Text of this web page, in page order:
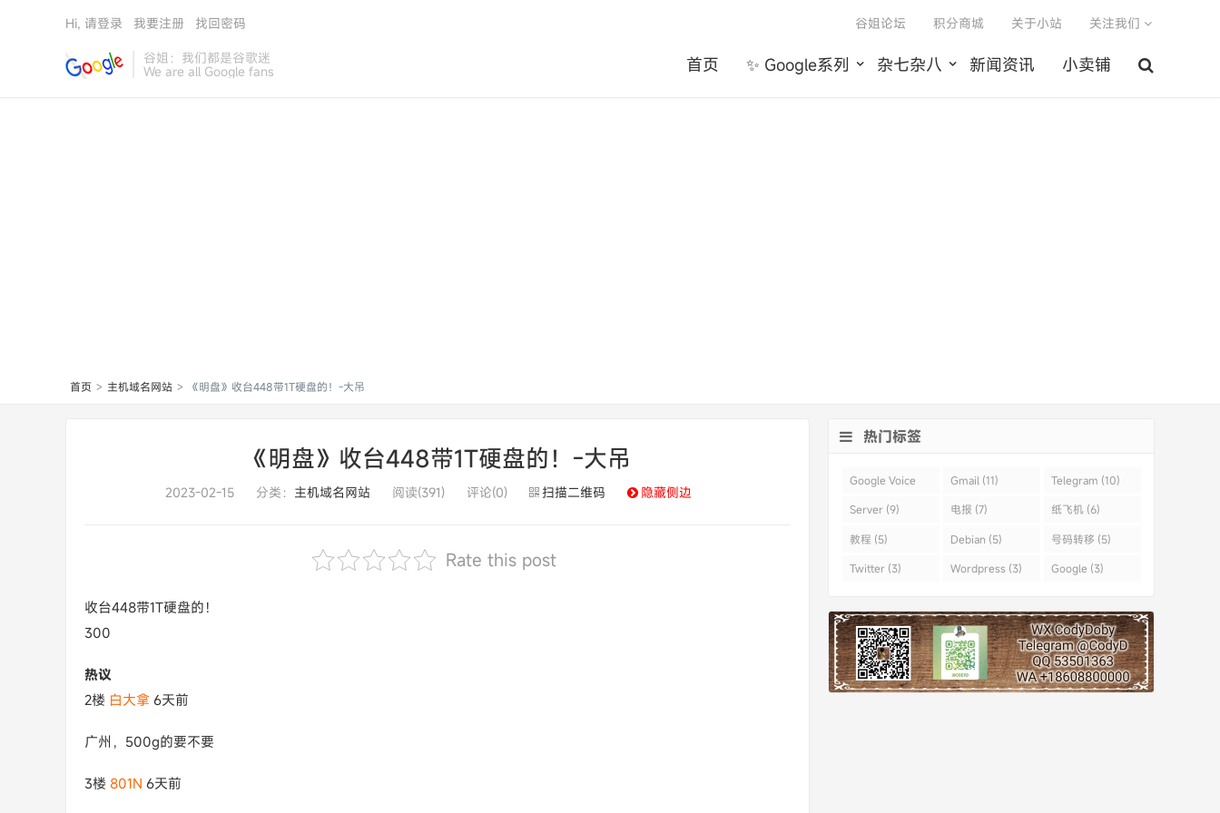
谷姐：我们都是谷歌迷
We are all Google fans 首页 ✨ Google系列 杂七杂八 新闻资讯 小卖铺
谷姐论坛 积分商城 关于小站 关注我们
Hi, 请登录 我要注册 找回密码
首页 > 主机域名网站 > 《明盘》收台448带1T硬盘的！-大吊
《明盘》收台448带1T硬盘的！-大吊
2023-02-15 分类： 主机域名网站 阅读(391) 评论(0) 扫描二维码 隐藏侧边
Rate this post
收台448带1T硬盘的！
300
热议
2楼 白大拿 6天前
广州，500g的要不要
3楼 801N 6天前
热门标签
Google Voice
(43)
Gmail (11) Telegram (10)
Server (9) 电报 (7) 纸飞机 (6)
教程 (5) Debian (5) 号码转移 (5)
Twitter (3) Wordpress (3) Google (3)